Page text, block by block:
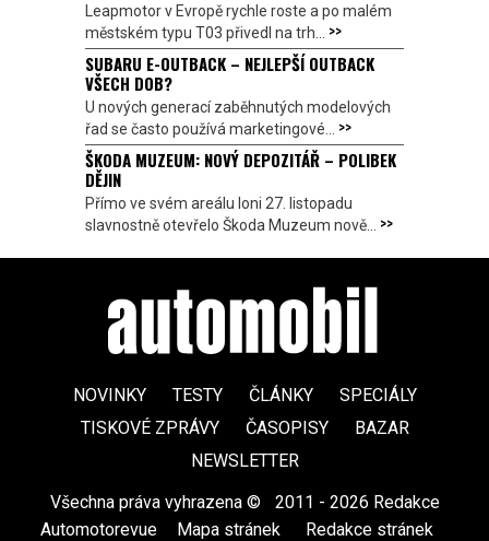
Leapmotor v Evropě rychle roste a po malém
městském typu T03 přivedl na trh... >>
SUBARU E-OUTBACK – NEJLEPŠÍ OUTBACK
VŠECH DOB?
U nových generací zaběhnutých modelových
řad se často používá marketingové... >>
ŠKODA MUZEUM: NOVÝ DEPOZITÁŘ – POLIBEK
DĚJIN
Přímo ve svém areálu loni 27. listopadu
slavnostně otevřelo Škoda Muzeum nově... >>
NOVINKY TESTY ČLÁNKY
SPECIÁLY
TISKOVÉ ZPRÁVY
ČASOPISY
BAZAR
NEWSLETTER
Všechna práva vyhrazena ©
2011 - 2026 Redakce
Automotorevue
Mapa stránek Redakce stránek